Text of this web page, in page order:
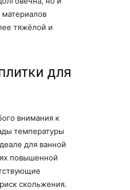
тяжёлой и
для
внимания к
температуры
для ванной
повышенной
скольжения.